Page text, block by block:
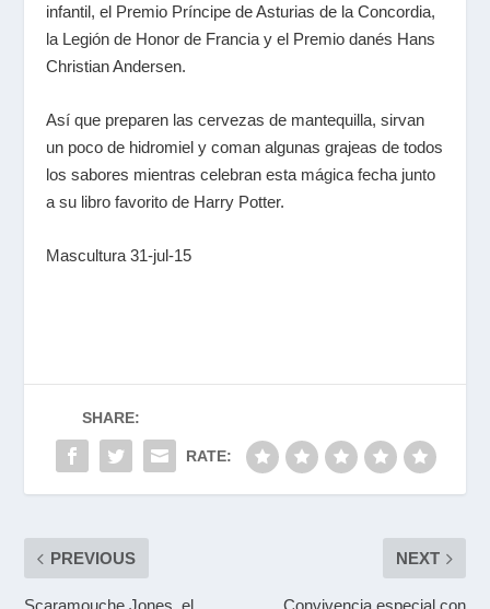
infantil, el Premio Príncipe de Asturias de la Concordia,
la Legión de Honor de Francia y el Premio danés Hans
Christian Andersen.
Así que preparen las cervezas de mantequilla, sirvan
un poco de hidromiel y coman algunas grajeas de todos
los sabores mientras celebran esta mágica fecha junto
a su libro favorito de Harry Potter.
Mascultura 31-jul-15
SHARE:
RATE:
PREVIOUS
Scaramouche Jones, el
NEXT
Convivencia especial con